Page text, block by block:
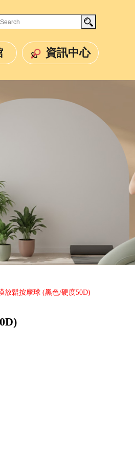
資訊中心
放鬆按摩球 (黑色/硬度50D)